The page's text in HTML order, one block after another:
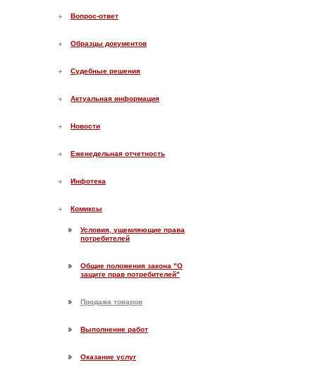
Вопрос-ответ
Образцы документов
Судебные решения
Актуальная информация
Новости
Еженедельная отчетность
Инфотека
Комиксы
Условия, ущемляющие права
потребителей
Общие положения закона "О
защите прав потребителей"
Продажа товаров
Выполнение работ
Оказание услуг